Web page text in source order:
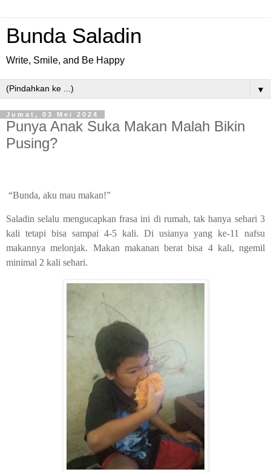
Bunda Saladin
Write, Smile, and Be Happy
▼
Jumat, 03 Mei 2024
Punya Anak Suka Makan Malah Bikin
Pusing?
“Bunda, aku mau makan!”
Saladin selalu mengucapkan frasa ini di rumah, tak hanya sehari 3
kali tetapi bisa sampai 4-5 kali. Di usianya yang ke-11 nafsu
makannya melonjak. Makan makanan berat bisa 4 kali, ngemil
minimal 2 kali sehari.